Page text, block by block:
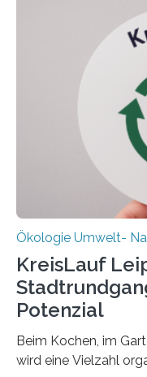
Oldenburg befassen
Ökosystem gedeiht
verlässlich
„DynaCom“: Die
(DFG) fördert das
Forschungsprojekt
zwei weitere Jahre
freuen uns sehr über…
Ökologie Umwelt-
KreisLauf
Potenzial
Beim Kochen, im
wird eine Vielzahl